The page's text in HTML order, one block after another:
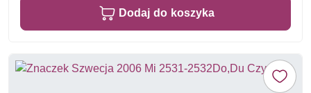
Dodaj do koszyka